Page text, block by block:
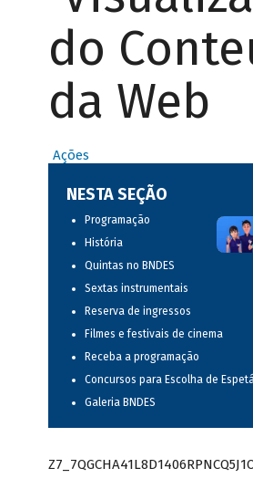
do
da Web
Ações
NESTA SEÇÃO
Programação
História
Quintas no BNDES
Sextas instrumentais
Reserva de ingressos
Filmes e festivais de cinema
Receba a programação
Concursos para Escolha de
Galeria BNDES